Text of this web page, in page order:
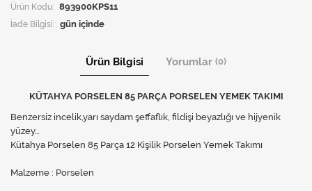
Ürün Kodu: 893900KPS11
İade Bilgisi:
Ürün Bilgisi Yorumlar (0)
KÜTAHYA PORSELEN 85 PARÇA PORSELEN YEMEK TAKIMI
Benzersiz incelik,yarı saydam şeffaflık, fildişi beyazlığı ve hijyenik
yüzey…
Kütahya Porselen 85 Parça 12 Kişilik Porselen Yemek Takımı
Malzeme : Porselen